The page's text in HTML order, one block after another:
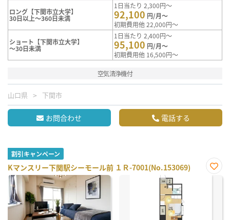
ロング【下関市立大学】
30日以上～360日未満
1日当たり 2,300円～
92,100 円/月～
初期費用他 22,000円～
ショート【下関市立大学】
～30日未満
1日当たり 2,400円～
95,100 円/月～
初期費用他 16,500円～
空気清浄機付
山口県 下関市
お問合わせ 電話する
割引キャンペーン
Kマンスリー下関駅シーモール前 １Ｒ-7001(No.153069)
お気